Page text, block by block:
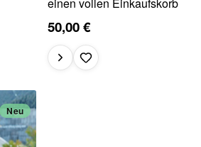
50,00 €
Neu